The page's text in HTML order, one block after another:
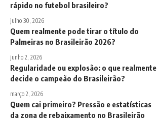
rápido no futebol brasileiro?
julho 30, 2026
Quem realmente pode tirar o título do
Palmeiras no Brasileirão 2026?
junho 2, 2026
Regularidade ou explosão: o que realmente
decide o campeão do Brasileirão?
março 2, 2026
Quem cai primeiro? Pressão e estatísticas
da zona de rebaixamento no Brasileirão